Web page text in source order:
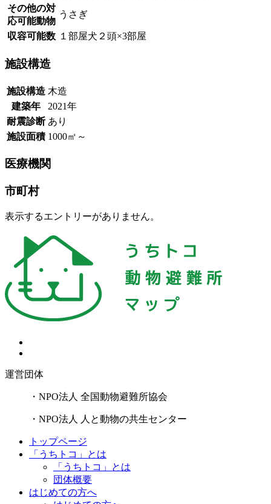
その他の対
応可能動物
うさぎ
収容可能数 １部屋犬２頭×3部屋
施設構造
施設構造 木造
建築年
2021年
耐震診断 あり
施設面積 1000㎡～
医療機関
市町村
表示するエントリーがありません。
運営団体
・NPO法人 全国動物避難所協会
・NPO法人 人と動物の共生センター
トップページ
「うちトコ」とは
「うちトコ」とは
団体概要
はじめての方へ